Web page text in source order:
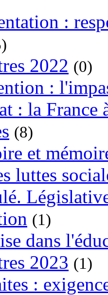
:
2022 (0)
:
: la France
(8)
et
luttes
(1)
dans
2023 (1)
: